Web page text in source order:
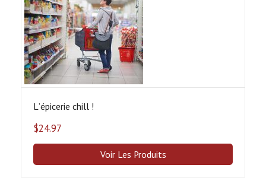
Lʼépicerie chill !
$24.97
Voir Les Produits